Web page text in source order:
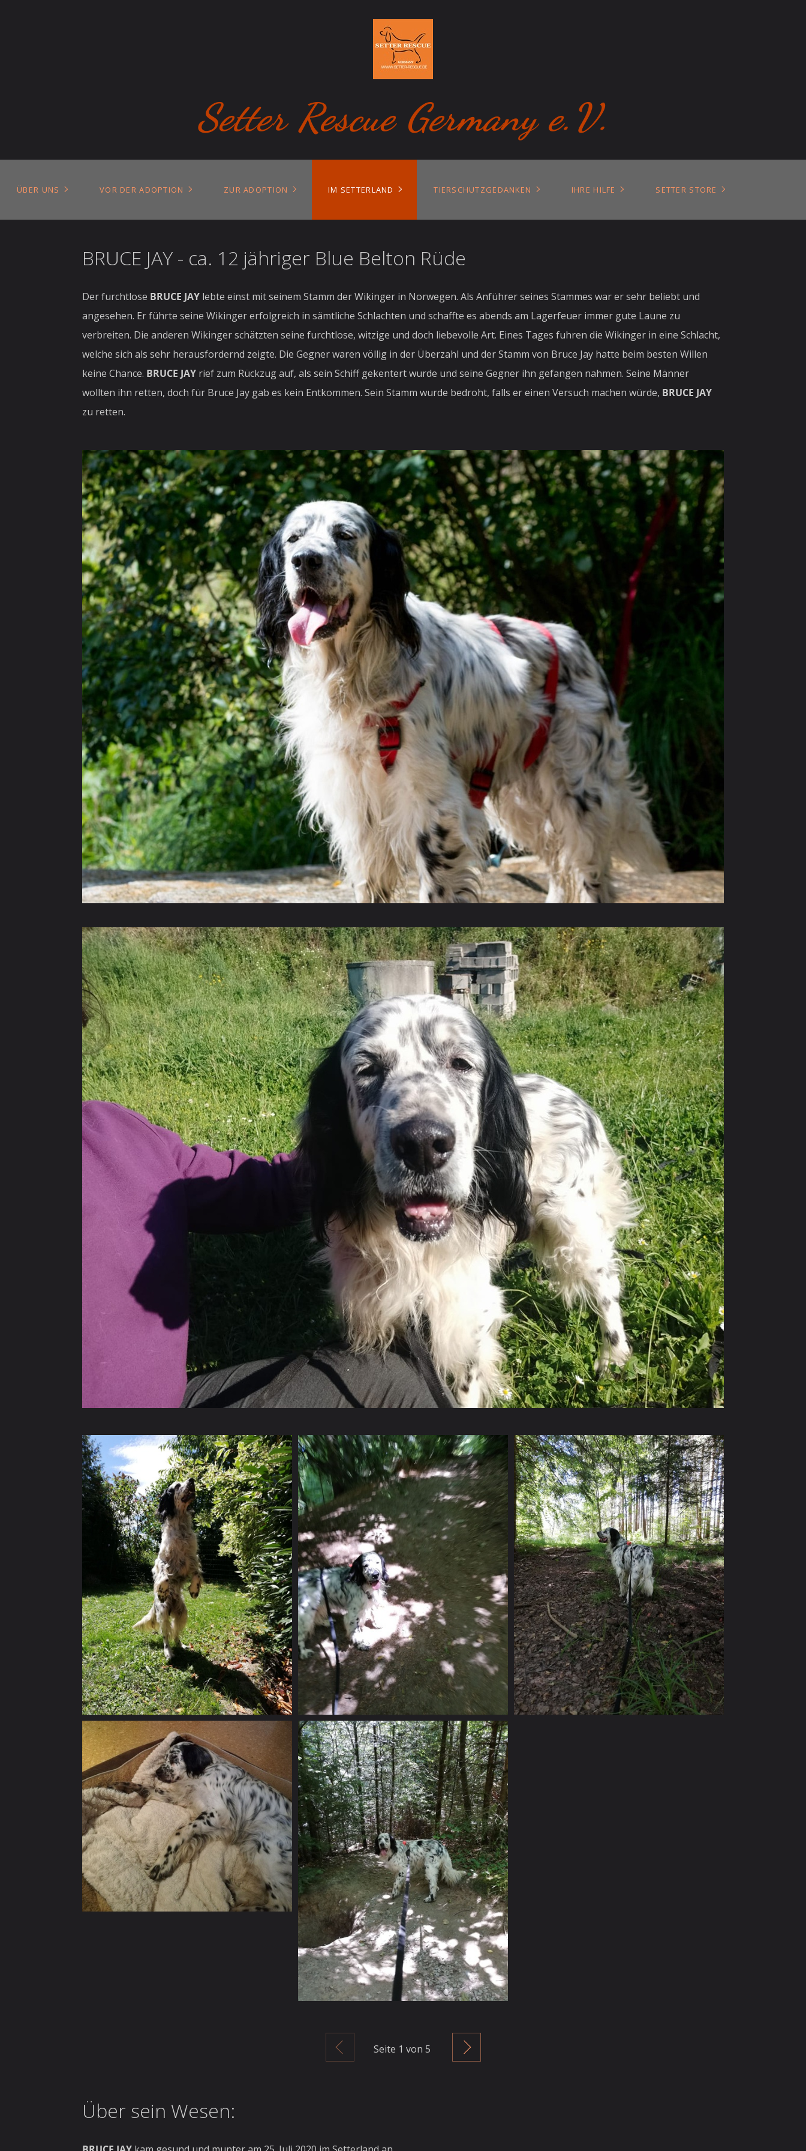
Setter Rescue Germany e.V.
ÜBER UNS VOR DER ADOPTION ZUR ADOPTION IM SETTERLAND TIERSCHUTZGEDANKEN IHRE HILFE SETTER STORE
BRUCE JAY - ca. 12 jähriger Blue Belton Rüde
Der furchtlose BRUCE JAY lebte einst mit seinem Stamm der Wikinger in Norwegen. Als Anführer seines Stammes war er sehr beliebt und
angesehen. Er führte seine Wikinger erfolgreich in sämtliche Schlachten und schaffte es abends am Lagerfeuer immer gute Laune zu
verbreiten. Die anderen Wikinger schätzten seine furchtlose, witzige und doch liebevolle Art. Eines Tages fuhren die Wikinger in eine Schlacht,
welche sich als sehr herausfordernd zeigte. Die Gegner waren völlig in der Überzahl und der Stamm von Bruce Jay hatte beim besten Willen
keine Chance. BRUCE JAY rief zum Rückzug auf, als sein Schiff gekentert wurde und seine Gegner ihn gefangen nahmen. Seine Männer
wollten ihn retten, doch für Bruce Jay gab es kein Entkommen. Sein Stamm wurde bedroht, falls er einen Versuch machen würde, BRUCE JAY
zu retten.
Zurück
Seite 1 von 5
Über sein Wesen: